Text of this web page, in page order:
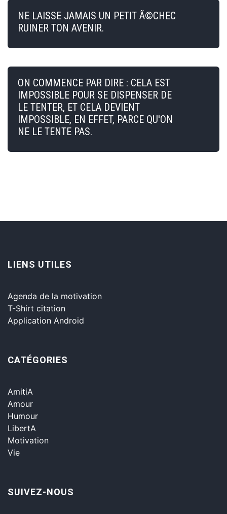
NE LAISSE JAMAIS UN PETIT Ã©CHEC
RUINER TON AVENIR.
ON COMMENCE PAR DIRE : CELA EST
IMPOSSIBLE POUR SE DISPENSER DE
LE TENTER, ET CELA DEVIENT
IMPOSSIBLE, EN EFFET, PARCE QU'ON
NE LE TENTE PAS.
LIENS UTILES
Agenda de la motivation
T-Shirt citation
Application Android
CATÉGORIES
AmitiA
Amour
Humour
LibertA
Motivation
Vie
SUIVEZ-NOUS